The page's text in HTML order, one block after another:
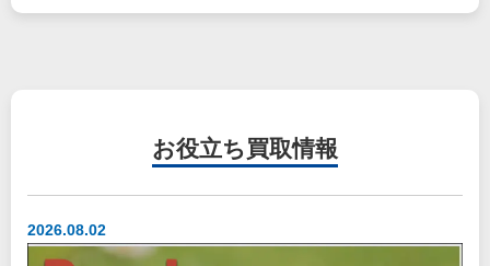
お役立ち 買取情報
2026.08.02